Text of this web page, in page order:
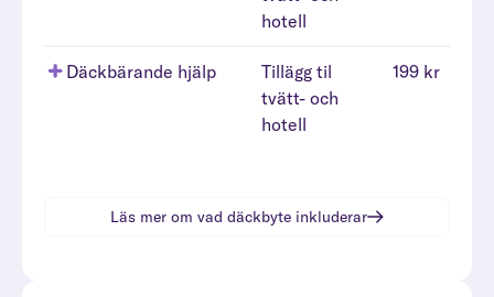
hotell
Däckbärande hjälp
Tillägg til
tvätt- och
hotell
199 kr
Läs mer om vad däckbyte inkluderar